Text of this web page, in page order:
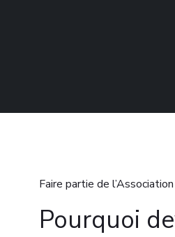
Faire partie de
Pourquoi